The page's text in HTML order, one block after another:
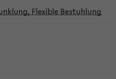
Flexible Bestuhlung